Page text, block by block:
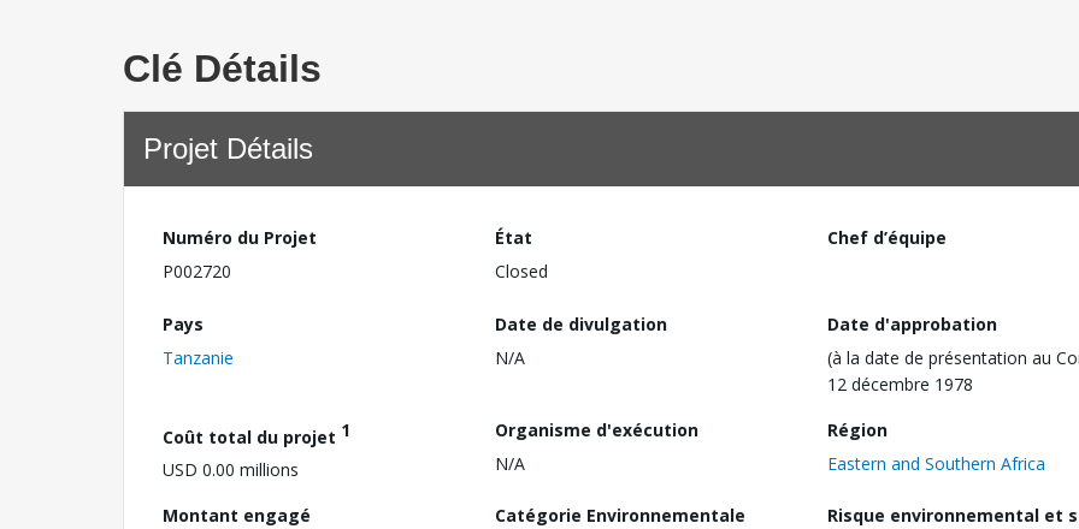
Clé Détails
Projet Détails
Numéro du Projet
P002720
État
Closed
Chef d’équipe
Pays
Tanzanie
Date de divulgation
N/A
Date d'approbation
(à la date de présentation au
12 décembre 1978
Coût total du projet 1
USD 0.00 millions
Organisme d'exécution
N/A
Région
Eastern and Southern Africa
Montant engagé
Catégorie Environnementale
Risque environnemental et